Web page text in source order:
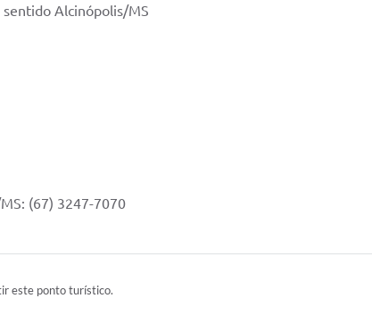
sentido Alcinópolis/MS
(67) 3247-7070
este ponto turístico.